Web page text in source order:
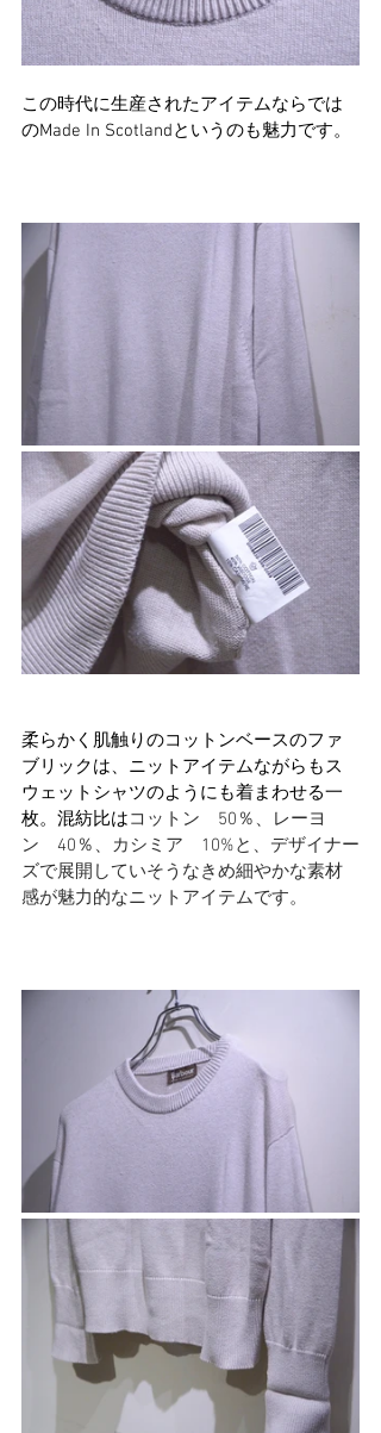
この時代に生産されたアイテムならでは
のMade In Scotlandというのも魅力です。
柔らかく肌触りのコットンベースのファ
ブリックは、ニットアイテムながらもス
ウェットシャツのようにも着まわせる一
枚。混紡比はコットン　50％、レーヨ
ン　40％、カシミア　10%と、デザイナー
ズで展開していそうなきめ細やかな素材
感が魅力的なニットアイテムです。